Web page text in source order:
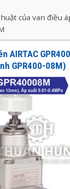
của van điều
AIRTAC
GPR400-08M)